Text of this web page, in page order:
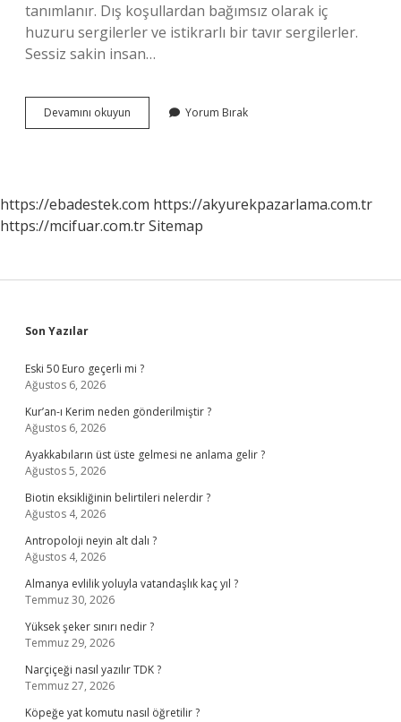
tanımlanır. Dış koşullardan bağımsız olarak iç
huzuru sergilerler ve istikrarlı bir tavır sergilerler.
Sessiz sakin insan…
Devamını okuyun
Insan
Yorum Bırak
https://ebadestek.com https://akyurekpazarlama.com.tr
https://mcifuar.com.trSitemap
Sidebar
Son Yazılar
Eski 50 Euro geçerli mi ?
Ağustos 6, 2026
Kur’an-ı Kerim neden gönderilmiştir ?
Ağustos 6, 2026
Ayakkabıların üst üste gelmesi ne anlama gelir ?
Ağustos 5, 2026
Biotin eksikliğinin belirtileri nelerdir ?
Ağustos 4, 2026
Antropoloji neyin alt dalı ?
Ağustos 4, 2026
Almanya evlilik yoluyla vatandaşlık kaç yıl ?
Temmuz 30, 2026
Yüksek şeker sınırı nedir ?
Temmuz 29, 2026
Narçiçeği nasıl yazılır TDK ?
Temmuz 27, 2026
Köpeğe yat komutu nasıl öğretilir ?